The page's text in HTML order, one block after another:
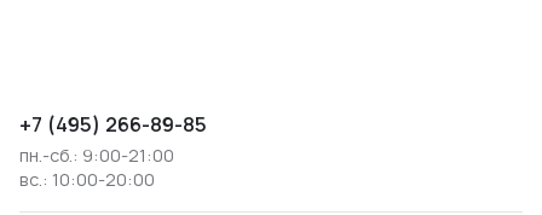
+7 (495) 266-89-85
пн.-сб.: 9:00-21:00
вс.: 10:00-20:00